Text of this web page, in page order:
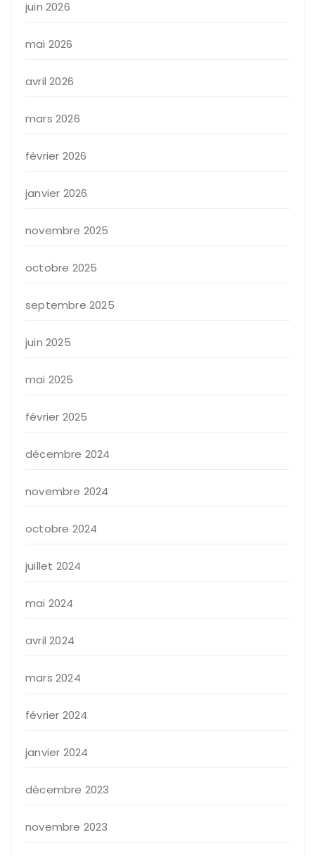
juin 2026
mai 2026
avril 2026
mars 2026
février 2026
janvier 2026
novembre 2025
octobre 2025
septembre 2025
juin 2025
mai 2025
février 2025
décembre 2024
novembre 2024
octobre 2024
juillet 2024
mai 2024
avril 2024
mars 2024
février 2024
janvier 2024
décembre 2023
novembre 2023